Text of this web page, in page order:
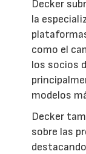
Decker
la
como el
los socios
modelos
Decker
sobre las